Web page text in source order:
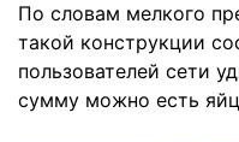
По словам мелкого
такой конструкции
пользователей сети
сумму можно есть